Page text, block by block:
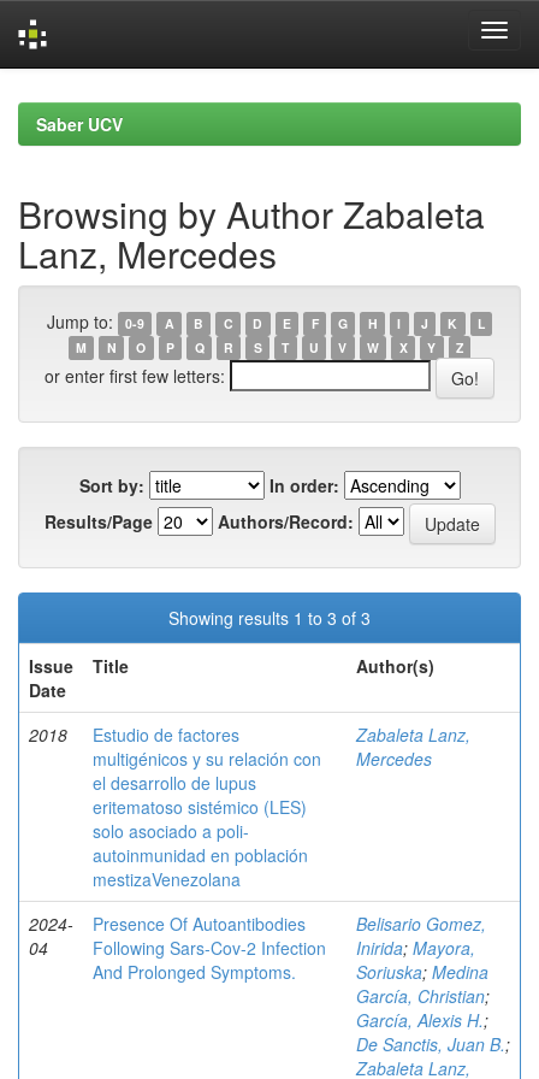
navigationSaber UCV
Browsing by Author Zabaleta
Lanz, Mercedes
Jump to: 0-9 A B C D E F G H I J K
L
M
N O P Q R S T U V W X Y Z
or enter first few letters:
Sort by:
In order:
Results/Page
Authors/Record:
Showing results 1 to 3 of 3
Issue
Date
Title Author(s)
2018
Estudio de factores
multigénicos y su relación con
el desarrollo de lupus
eritematoso sistémico (LES)
solo asociado a poli-
autoinmunidad en población
mestizaVenezolana
Zabaleta Lanz,
Mercedes
2024-
04
Presence Of Autoantibodies
Following Sars-Cov-2 Infection
And Prolonged Symptoms.
Belisario Gomez,
Inirida; Mayora,
Soriuska; Medina
García, Christian;
García, Alexis H.;
De Sanctis, Juan B.;
Zabaleta Lanz,